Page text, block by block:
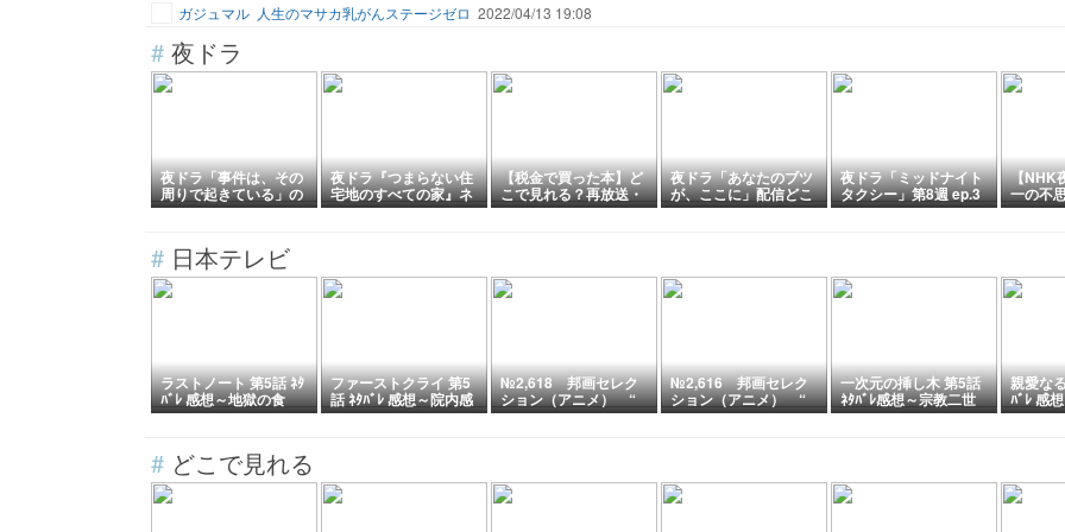
ガジュマル 人生のマサカ乳がんステージゼロ 2022/04/13 19:08
# 夜ドラ
夜ドラ「事件は、その
周りで起きている」の
動画を無料視聴できる
じ・キャスト・感想も
紹介
夜ドラ『つまらない住
宅地のすべての家』ネ
タバレ感想｜逃亡犯の
【税金で買った本】ど
こで見れる？再放送・
配信・原作・キャスト
夜ドラ「あなたのブツ
が、ここに」配信どこ
で見れる？あらすじ・
夜ドラ「ミッドナイト
タクシー」第8週 ep.3
2（最終回）
【NHK
一の不
短編ド
挙解説
# 日本テレビ
ラストノート 第5話 ﾈﾀ
ﾊﾞﾚ 感想～地獄の食
卓。坂井真紀の壁を超
ファーストクライ 第5
話 ﾈﾀﾊﾞﾚ 感想～院内感
染からの出産
№2,618 邦画セレク
ション（アニメ） “
鉄腕アトム ”
№2,616 邦画セレク
ション（アニメ） “
タイガーマスク ”
一次元の挿し木 第5話
ﾈﾀﾊﾞﾚ感想～宗教二世
で紫陽とは兄妹！？
親愛な
ﾊﾞﾚ 感
死んだ理
# どこで見れる